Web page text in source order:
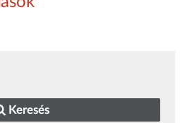
Keresés